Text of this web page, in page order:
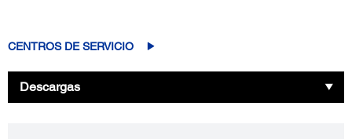
CENTROS DE SERVICIO
Descargas